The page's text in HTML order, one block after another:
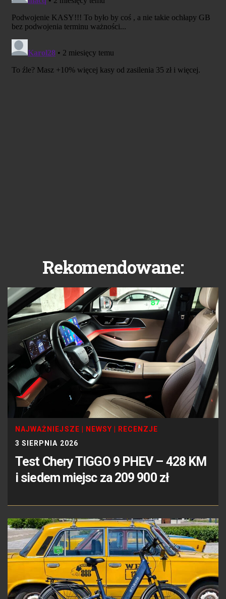
Rekomendowane:
NAJWAŻNIEJSZE NEWSY
RECENZJE
3 SIERPNIA 2026
Test Chery TIGGO 9 PHEV – 428 KM
i siedem miejsc za 209 900 zł